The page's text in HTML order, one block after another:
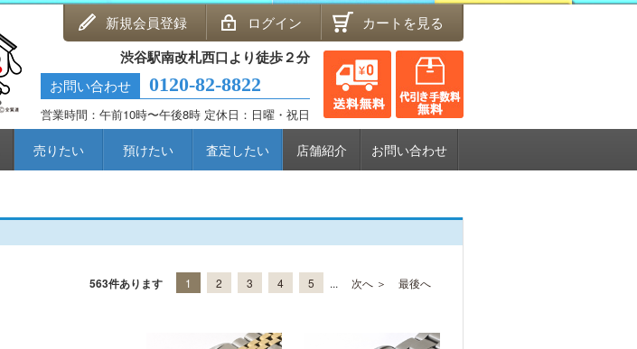
新規会員登録 ログイン カートを見る
渋谷駅南改札西口より徒歩２分
お問い合わせ 0120-82-8822
営業時間：午前10時〜午後8時 定休日：日曜・祝日
売りたい 預けたい 査定したい 店舗紹介 お問い合わせ
563件あります 1 2 3 4 5 ... 次へ ＞ 最後へ